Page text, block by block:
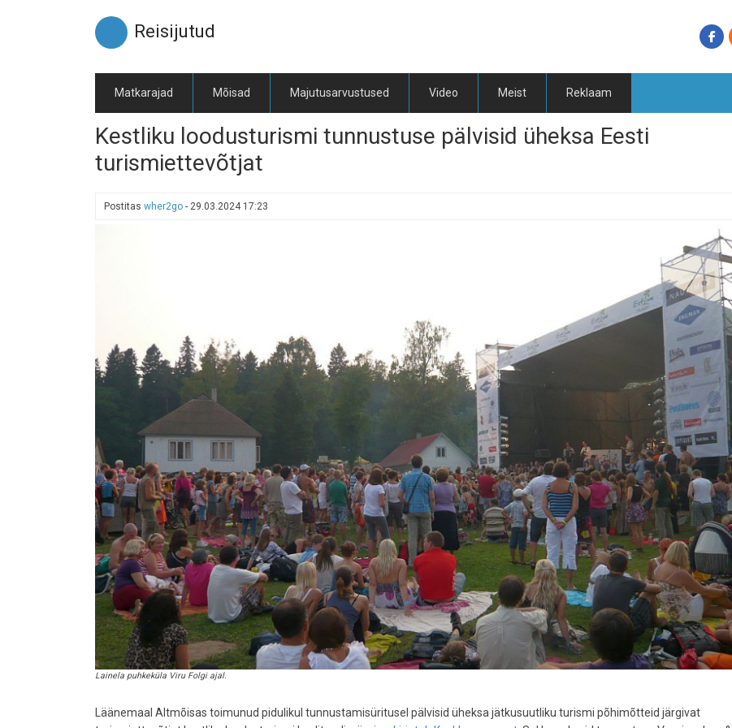
Reisijutud
Matkarajad Mõisad Majutusarvustused Video Meist Reklaam
Kestliku loodusturismi tunnustuse pälvisid üheksa Eesti
turismiettevõtjat
Postitas wher2go - 29.03.2024 17:23
Lainela puhkeküla Viru Folgi ajal.
Läänemaal Altmõisas toimunud pidulikul tunnustamisüritusel pälvisid üheksa jätkusuutliku turismi põhimõtteid järgivat